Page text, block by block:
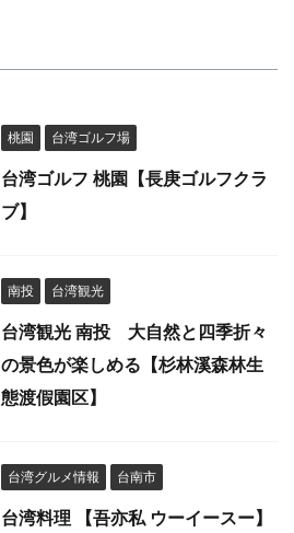
桃園 台湾ゴルフ場
台湾ゴルフ 桃園【長庚ゴルフクラ
ブ】
南投 台湾観光
台湾観光 南投 大自然と四季折々
の景色が楽しめる【杉林溪森林生
態渡假園区】
台湾グルメ情報 台南市
台湾料理 【吾亦私 ウーイースー】